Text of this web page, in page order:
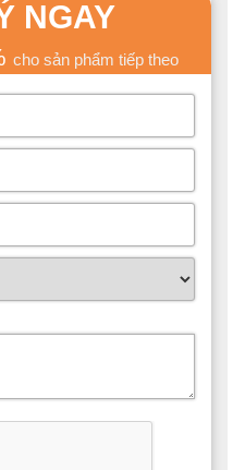
NGAY
cho sản phẩm tiếp theo